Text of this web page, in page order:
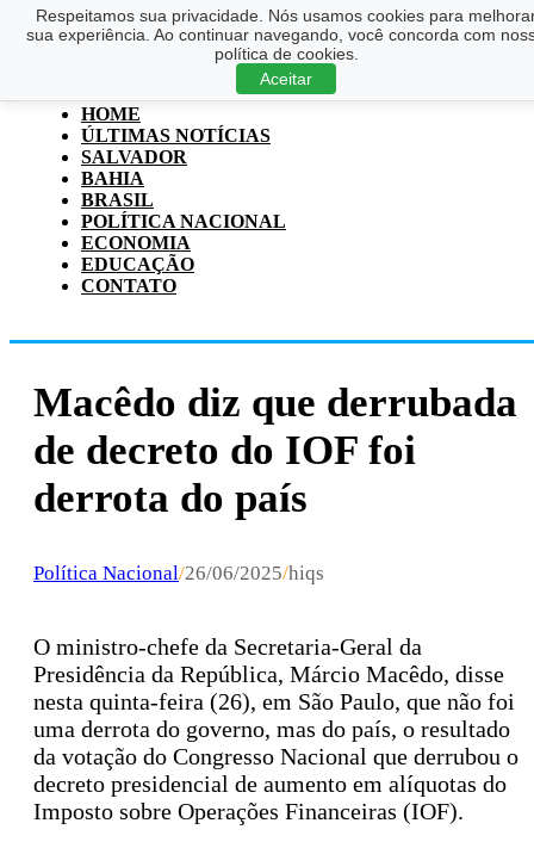
Respeitamos sua privacidade. Nós usamos cookies para
sua experiência. Ao continuar navegando, você concorda com
política de cookies.
Aceitar
Saltar para o conteúdo principal Ir para o footer
HOME
ÚLTIMAS NOTÍCIAS
SALVADOR
BAHIA
BRASIL
POLÍTICA NACIONAL
ECONOMIA
EDUCAÇÃO
CONTATO
Macêdo diz que derrubada
de decreto do IOF foi
derrota do país
Política Nacional/26/06/2025/hiqs
O ministro-chefe da Secretaria-Geral da
Presidência da República, Márcio Macêdo, disse
nesta quinta-feira (26), em São Paulo, que não foi
uma derrota do governo, mas do país, o resultado
da votação do Congresso Nacional que derrubou o
decreto presidencial de aumento em alíquotas do
Imposto sobre Operações Financeiras (IOF).